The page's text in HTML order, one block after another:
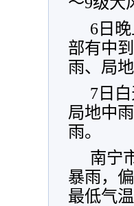
6日
部有中
雨、局地
7日
局地中
雨。
南宁
暴雨，
最低气